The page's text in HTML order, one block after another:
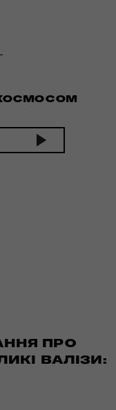
КОСМОСОМ
ПРО
ВАЛІЗИ: